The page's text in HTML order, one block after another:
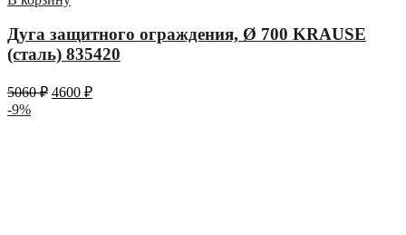
Дуга защитного ограждения, Ø 700 KRAUSE
(сталь) 835420
5060₽ 4600 ₽
-9%